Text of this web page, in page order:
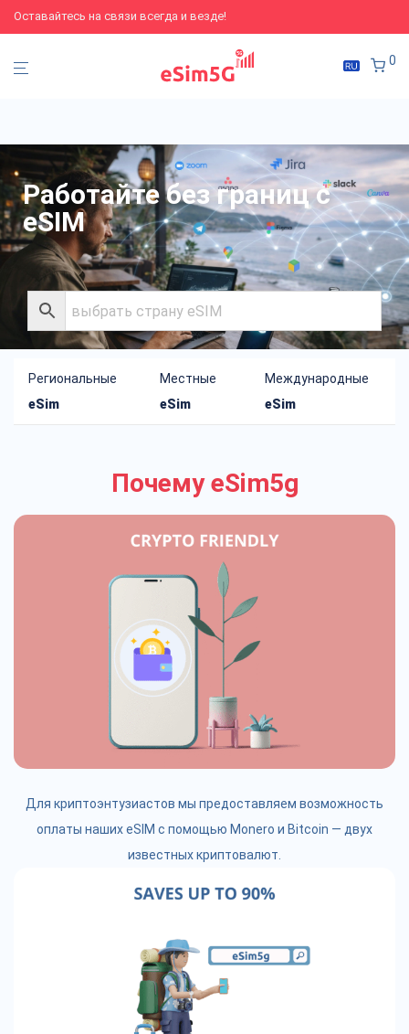
Оставайтесь на связи всегда и везде!
0
Работайте без границ с
eSIM
Региональные
eSim
Местные
eSim
Международные
eSim
Почему eSim5g
Для криптоэнтузиастов мы предоставляем возможность
оплаты наших eSIM с помощью Monero и Bitcoin — двух
известных криптовалют.